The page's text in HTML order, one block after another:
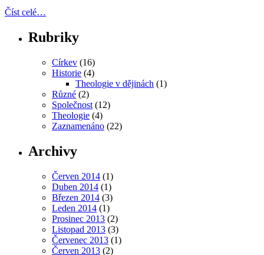
Číst celé…
Rubriky
Církev (16)
Historie (4)
Theologie v dějinách (1)
Různé (2)
Společnost (12)
Theologie (4)
Zaznamenáno (22)
Archivy
Červen 2014 (1)
Duben 2014 (1)
Březen 2014 (3)
Leden 2014 (1)
Prosinec 2013 (2)
Listopad 2013 (3)
Červenec 2013 (1)
Červen 2013 (2)